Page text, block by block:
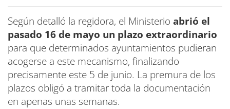
Según detalló la regidora, el Ministerio abrió el
pasado 16 de mayo un plazo extraordinario
para que determinados ayuntamientos pudieran
acogerse a este mecanismo, finalizando
precisamente este 5 de junio. La premura de los
plazos obligó a tramitar toda la documentación
en apenas unas semanas.